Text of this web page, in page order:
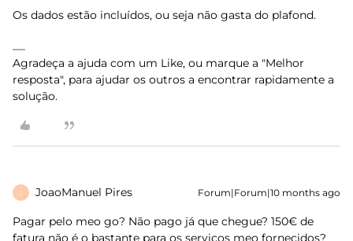
Os dados estão incluídos, ou seja não gasta do plafond.
Agradeça a ajuda com um Like, ou marque a "Melhor
resposta", para ajudar os outros a encontrar rapidamente a
solução.
J JoaoManuel Pires Forum|Forum|10 months ago
Pagar pelo meo go? Não pago já que chegue? 150€ de
fatura não é o bastante para os serviços meo fornecidos?